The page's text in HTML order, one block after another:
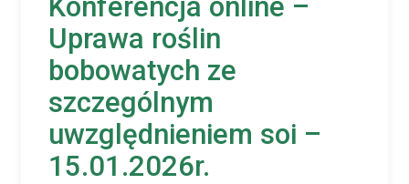
Konferencja online –
Uprawa roślin
bobowatych ze
szczególnym
uwzględnieniem soi –
15.01.2026r.